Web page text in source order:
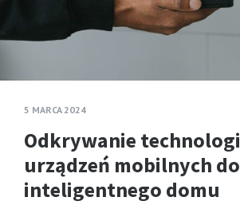
5 MARCA 2024
Odkrywanie
urządzeń mobilnych do
inteligentnego domu